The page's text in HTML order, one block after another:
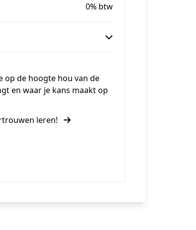
0% btw
op de hoogte hou van de
en waar je kans maakt op
leren!